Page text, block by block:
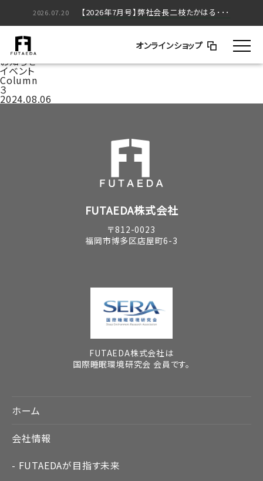
オンラインショップ
2026.05.20 【2026年5月号】弊社会長二枝たかはる･･･
2026.07.20 【2026年7月号】弊社会長二枝たかはる･･･
家づくりのはなし
コラム
お知らせ
イベント
Column
３
2024.08.06
FUTAEDA株式会社
〒812-0023
福岡市博多区店屋町6-3
FUTAEDA株式会社は
国際睡眠環境研究会 会員です。
ホーム
会社情報
FUTAEDAが目指す未来